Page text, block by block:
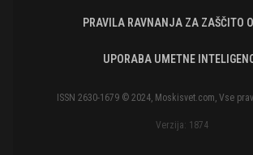
PRAVILA RAVNANJA ZA ZAŠČITO
UPORABA UMETNE
ISSN 2630-1679 © 2024, Moskisvet.com, Vse
Verzija: 1874